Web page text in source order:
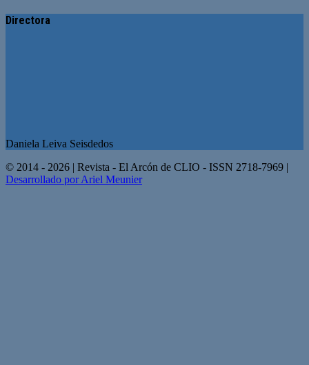
Directora
Daniela Leiva Seisdedos
© 2014 - 2026 | Revista - El Arcón de CLIO - ISSN 2718-7969 |
Desarrollado por Ariel Meunier